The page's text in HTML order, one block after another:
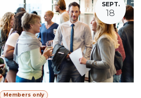
SEPT.
18
Members only